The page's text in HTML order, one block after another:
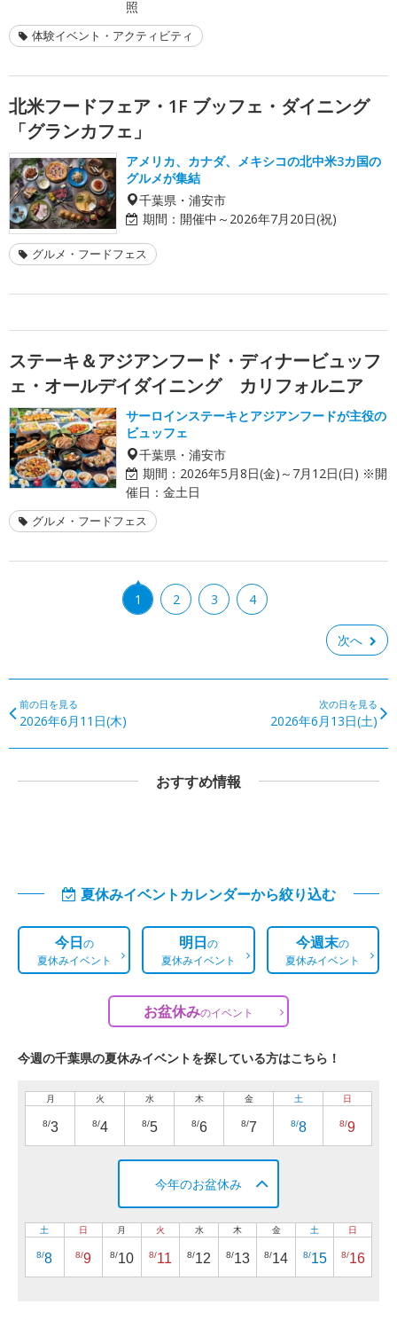
照
体験イベント・アクティビティ
北米フードフェア・1F ブッフェ・ダイニング
「グランカフェ」
アメリカ、カナダ、メキシコの北中米3カ国の
グルメが集結
千葉県・浦安市
期間： 開催中～2026年7月20日(祝)
グルメ・フードフェス
ステーキ＆アジアンフード・ディナービュッフ
ェ・オールデイダイニング カリフォルニア
サーロインステーキとアジアンフードが主役の
ビュッフェ
千葉県・浦安市
期間： 2026年5月8日(金)～7月12日(日) ※開
催日：金土日
グルメ・フードフェス
1 2 3 4
次へ
前の日を見る
2026年6月11日(木)
次の日を見る
2026年6月13日(土)
おすすめ情報
夏休みイベントカレンダーから絞り込む
今日の
夏休みイベント
明日の
夏休みイベント
今週末の
夏休みイベント
お盆休みのイベント
今週の千葉県の夏休みイベントを探している方はこちら！
月
8/3
火
8/4
水
8/5
木
8/6
金
8/7
土
8/8
日
8/9
今年のお盆休み
土
8/8
日
8/9
月
8/10
火
8/11
水
8/12
木
8/13
金
8/14
土
8/15
日
8/16